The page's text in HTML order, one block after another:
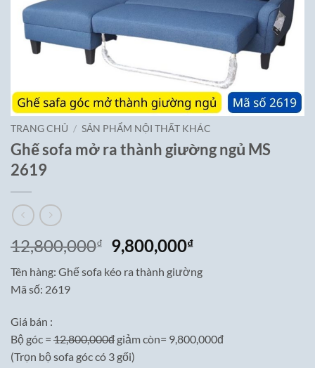
TRANG CHỦ / SẢN PHẨM NỘI THẤT KHÁC
Ghế sofa mở ra thành giường ngủ MS
2619
12,800,000₫
Giá
gốc
là:
9,800,000₫Giá
tại
Tên hàng: Ghế sofa kéo ra thành giường
Mã số: 2619
Giá bán :
Bộ góc = 12,800,000đ giảm còn= 9,800,000đ
(Trọn bộ sofa góc có 3 gối)